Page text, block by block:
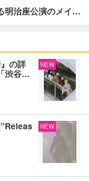
明治座公演のメイ…
の詳
渋谷…
NEW
NEW